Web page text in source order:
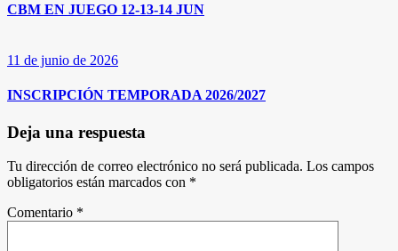
CBM EN JUEGO 12-13-14 JUN
11 de junio de 2026
INSCRIPCIÓN TEMPORADA 2026/2027
Deja una respuesta
Tu dirección de correo electrónico no será publicada. Los campos
obligatorios están marcados con *
Comentario *